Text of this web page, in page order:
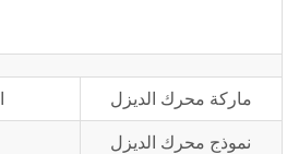
ماركة محرك الديزل
نموذج محرك الديزل